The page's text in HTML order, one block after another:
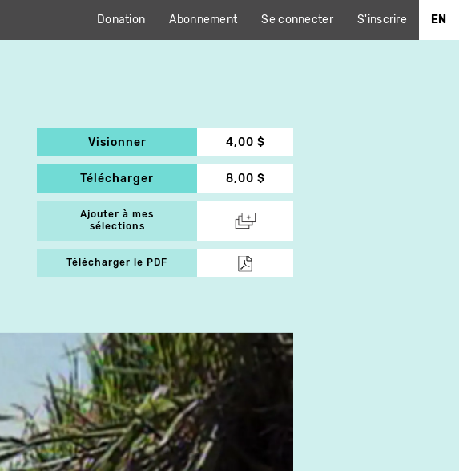
Donation Abonnement Se connecter S'inscrire EN
Visionner 4,00 $
Télécharger 8,00 $
Ajouter à mes
sélections
Télécharger le PDF